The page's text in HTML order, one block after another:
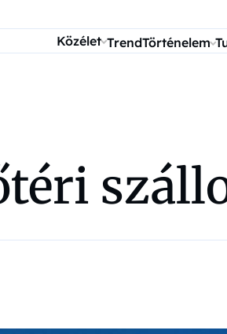
Közélet TrendTörténelem